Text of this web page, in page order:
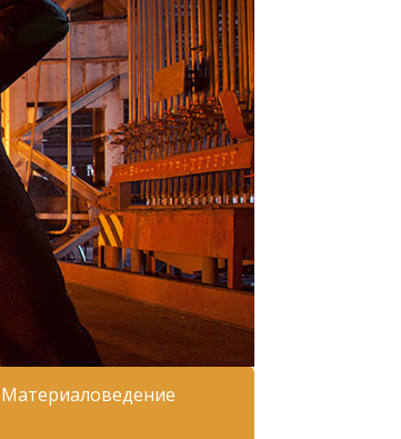
Материаловедение